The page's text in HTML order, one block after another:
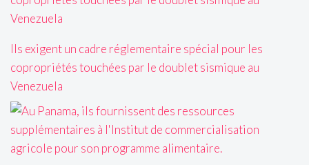
Ils exigent un cadre réglementaire spécial pour les
copropriétés touchées par le doublet sismique au
Venezuela